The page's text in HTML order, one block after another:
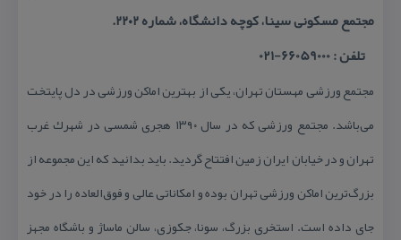
مجتمع مسكونی سینا، كوچه دانشگاه، شماره ۲۲۰۲.
تلفن : 66059000-021
مجتمع ورزشی مهستان تهران، یكی از بهترین اماكن ورزشی در دل پایتخت
می‌باشد. مجتمع ورزشی كه در سال ۱۳۹۰ هجری شمسی در شهرك غرب
تهران و در خیابان ایران زمین افتتاح گردید. باید بدانید كه این مجموعه از
بزرگ‌ترین اماكن ورزشی تهران بوده و امكاناتی عالی و فوق‌العاده را در خود
جای داده است. استخری بزرگ، سونا، جكوزی، سالن ماساژ و باشگاه مجهز